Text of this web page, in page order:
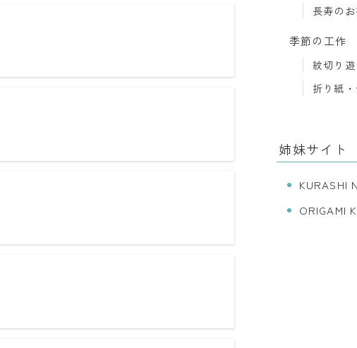
長寿の
季節の工作
紋切り
折り紙
姉妹サイト
KURASHI
ORIGAMI